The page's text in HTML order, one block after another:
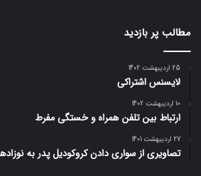
مطالب پر بازدید
25 اردیبهشت 1402
لایسنس اشتراکی
10 اردیبهشت 1402
ارتباط بین تلفن همراه و خستگی مفرط
27 اردیبهشت 1401
تصاویری از سواری دادن کروکودیل پدر به